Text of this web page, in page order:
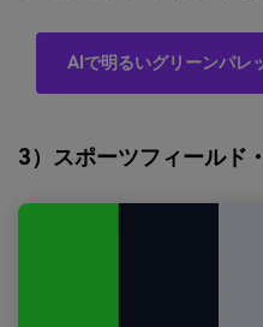
AIで明るいグリーンパレ
3）スポーツフィールド